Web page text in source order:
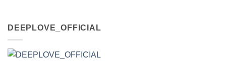
DEEPLOVE_OFFICIAL